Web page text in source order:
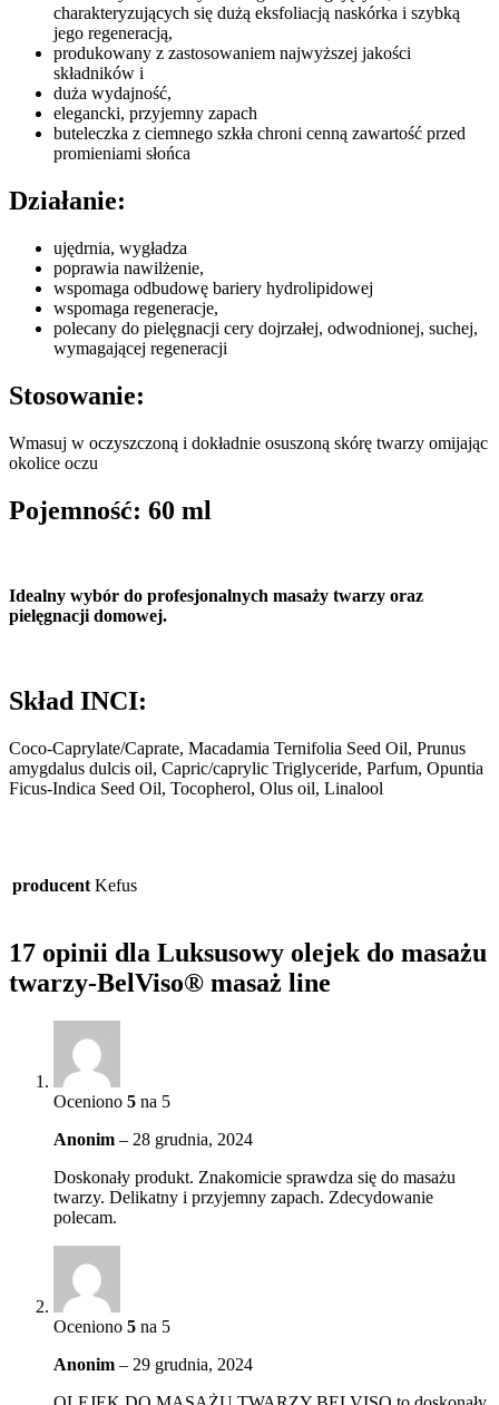
charakteryzujących się dużą eksfoliacją naskórka i szybką
jego regeneracją,
produkowany z zastosowaniem najwyższej jakości
składników i
duża wydajność,
elegancki, przyjemny zapach
buteleczka z ciemnego szkła chroni cenną zawartość przed
promieniami słońca
Działanie:
ujędrnia, wygładza
poprawia nawilżenie,
wspomaga odbudowę bariery hydrolipidowej
wspomaga regeneracje,
polecany do pielęgnacji cery dojrzałej, odwodnionej, suchej,
wymagającej regeneracji
Stosowanie:
Wmasuj w oczyszczoną i dokładnie osuszoną skórę twarzy omijając
okolice oczu
Pojemność: 60 ml
Idealny wybór do profesjonalnych masaży twarzy oraz
pielęgnacji domowej.
Skład INCI:
Coco-Caprylate/Caprate, Macadamia Ternifolia Seed Oil, Prunus
amygdalus dulcis oil, Capric/caprylic Triglyceride, Parfum, Opuntia
Ficus-Indica Seed Oil, Tocopherol, Olus oil, Linalool
producent Kefus
17 opinii dla Luksusowy olejek do masażu
twarzy-BelViso® masaż line
Oceniono 5 na 5
Anonim – 28 grudnia, 2024
Doskonały produkt. Znakomicie sprawdza się do masażu
twarzy. Delikatny i przyjemny zapach. Zdecydowanie
polecam.
Oceniono 5 na 5
Anonim – 29 grudnia, 2024